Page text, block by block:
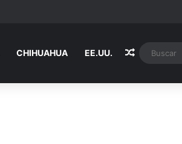
CHIHUAHUA EE.UU. Random